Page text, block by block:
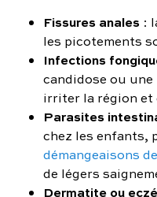
Fissures anales :
les picotements
Infections
candidose ou
irriter la région et
Parasites
chez les enfants,
démangeaisons
de légers
Dermatite ou